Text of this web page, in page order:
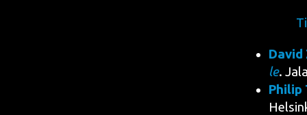
le.
Phi­lip